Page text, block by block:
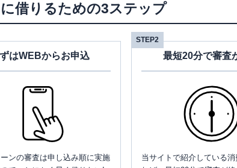
借りるための3ステップ
はWEBからお申込
ンの審査は申し込み順に実施
STEP2
最短20分で審査
当サイトで紹介している